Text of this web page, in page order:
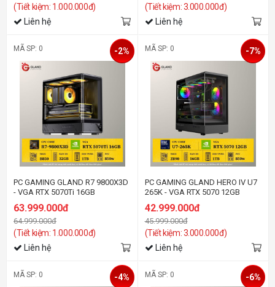
(Tiết kiệm: 1.000.000đ)
Liên hệ
(Tiết kiệm: 3.000.000đ)
Liên hệ
MÃ SP: 0
PC GAMING GLAND R7 9800X3D
- VGA RTX 5070Ti 16GB
63.999.000đ
64.999.000đ
(Tiết kiệm: 1.000.000đ)
-2%
Liên hệ
MÃ SP: 0
PC GAMING GLAND HERO IV U7
265K - VGA RTX 5070 12GB
42.999.000đ
45.999.000đ
(Tiết kiệm: 3.000.000đ)
-7%
Liên hệ
MÃ SP: 0 -4% MÃ SP: 0 -6%